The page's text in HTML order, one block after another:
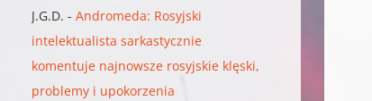
J.G.D. -Andromeda: Rosyjski
intelektualista sarkastycznie
komentuje najnowsze rosyjskie klęski,
problemy i upokorzenia